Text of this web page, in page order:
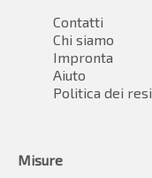
Contatti
Chi siamo
Impronta
Aiuto
Politica dei resi
Misure